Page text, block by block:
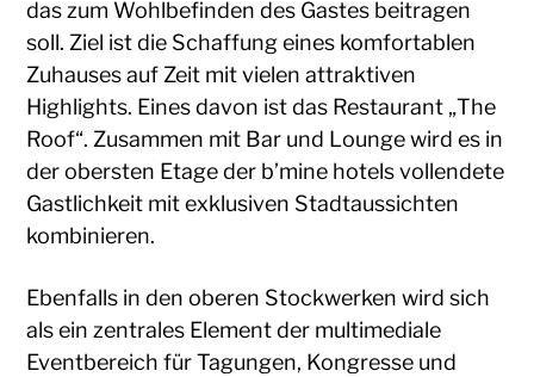
das zum Wohlbefinden des Gastes beitragen
soll. Ziel ist die Schaffung eines komfortablen
Zuhauses auf Zeit mit vielen attraktiven
Highlights. Eines davon ist das Restaurant „The
Roof“. Zusammen mit Bar und Lounge wird es in
der obersten Etage der b’mine hotels vollendete
Gastlichkeit mit exklusiven Stadtaussichten
kombinieren.
Ebenfalls in den oberen Stockwerken wird sich
als ein zentrales Element der multimediale
Eventbereich für Tagungen, Kongresse und